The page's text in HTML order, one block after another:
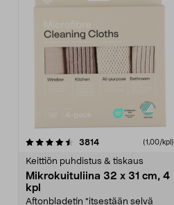
3814arvostelut (1,00/kpl)
Keittiön puhdistus & tiskaus
Mikrokuituliina 32 x 31 cm, 4
kpl
Aftonbladetin "itsestään selvä
4.5viidestä